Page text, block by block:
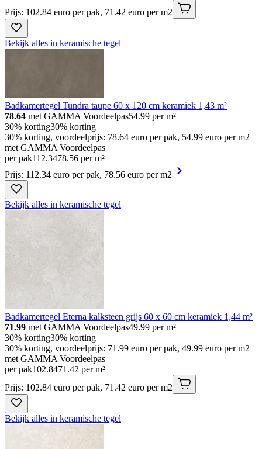
Prijs: 102.84 euro per pak, 71.42 euro per m2
Bekijk alles in keramische tegel
Badkamertegel Tundra taupe 60 x 120 cm keramiek 1,43 m²
78.64 met GAMMA Voordeelpas54.99 per m²
30% korting30% korting
30% korting, voordeelprijs: 78.64 euro per pak, 54.99 euro per m2
met GAMMA Voordeelpas
per pak112.3478.56 per m²
Prijs: 112.34 euro per pak, 78.56 euro per m2
Bekijk alles in keramische tegel
Badkamertegel Eterna kalksteen grijs 60 x 60 cm keramiek 1,44 m²
71.99 met GAMMA Voordeelpas49.99 per m²
30% korting30% korting
30% korting, voordeelprijs: 71.99 euro per pak, 49.99 euro per m2
met GAMMA Voordeelpas
per pak102.8471.42 per m²
Prijs: 102.84 euro per pak, 71.42 euro per m2
Bekijk alles in keramische tegel